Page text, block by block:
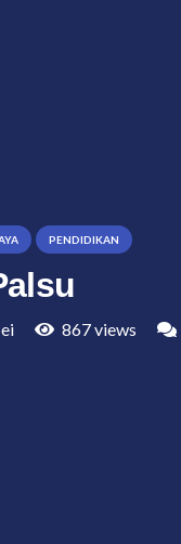
PENDIDIKAN
867views